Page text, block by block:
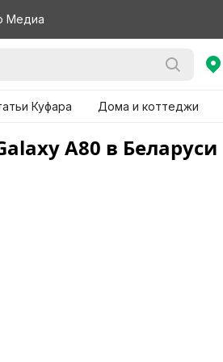
Медиа
Куфара Дома и коттеджи
A80 в Беларуси